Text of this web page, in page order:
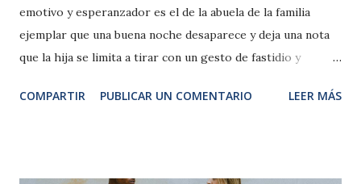
emotivo y esperanzador es el de la abuela de la familia
ejemplar que una buena noche desaparece y deja una nota
que la hija se limita a tirar con un gesto de fastidio y
fuera por edad y memoria, sabía que había que huir de aquel
COMPARTIR PUBLICAR UN COMENTARIO LEER MÁS